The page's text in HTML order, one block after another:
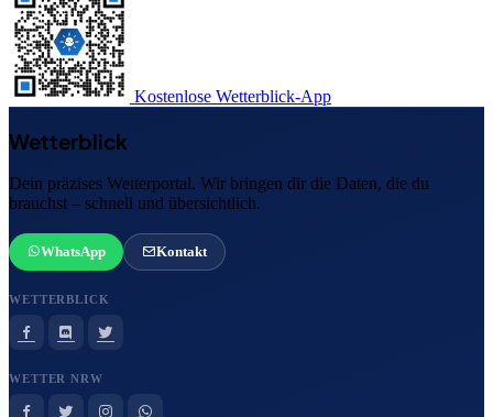
Kostenlose Wetterblick-App
Wetterblick
Dein präzises Wetterportal. Wir bringen dir die Daten, die du
brauchst – schnell und übersichtlich.
WhatsApp Kontakt
WETTERBLICK
WETTER NRW